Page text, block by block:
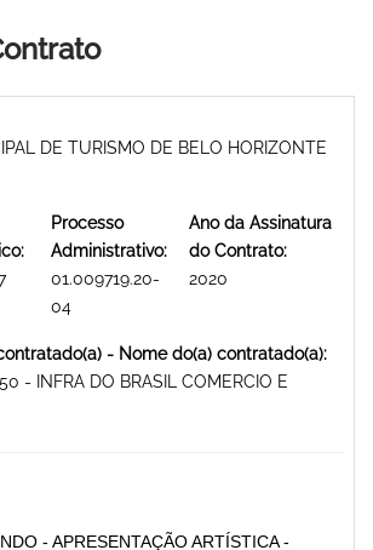
DE TURISMO DE BELO HORIZONTE
Processo
Administrativo:
01.009719.20-
04
Ano da Assinatura
do Contrato:
2020
- Nome do(a) contratado(a):
- INFRA DO BRASIL COMERCIO E
- APRESENTAÇÃO ARTÍSTICA -